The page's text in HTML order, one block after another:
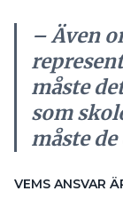
– Även
måste
som
måste
VEMS ANSVAR